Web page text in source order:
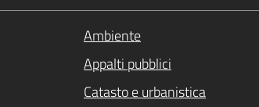
Ambiente
Appalti pubblici
Catasto e urbanistica